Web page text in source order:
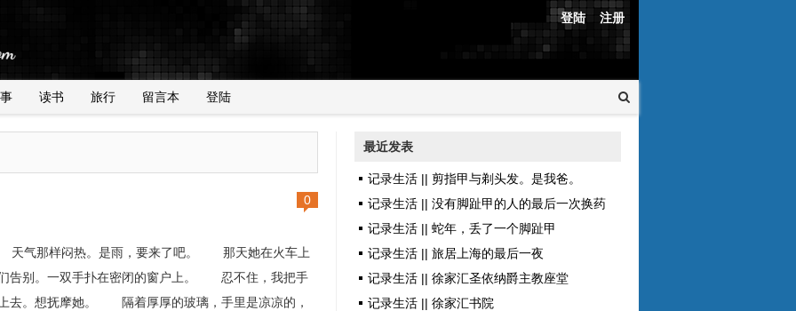
登陆 注册
读书 旅行 留言本 登陆
0
那样闷热。是雨，要来了吧。 那天她在火车上
告别。一双手扑在密闭的窗户上。 忍不住，我把手
去。想抚摩她。 隔着厚厚的玻璃，手里是凉凉的，
最近发表
记录生活 || 剪指甲与剃头发。是我爸。
记录生活 || 没有脚趾甲的人的最后一次换药
记录生活 || 蛇年，丢了一个脚趾甲
记录生活 || 旅居上海的最后一夜
记录生活 || 徐家汇圣依纳爵主教座堂
记录生活 || 徐家汇书院